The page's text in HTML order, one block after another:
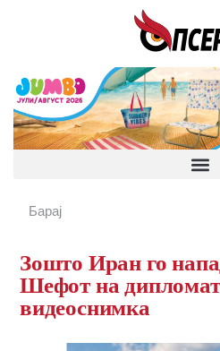
Зошто Иран го
Шефот на
видеоснимка